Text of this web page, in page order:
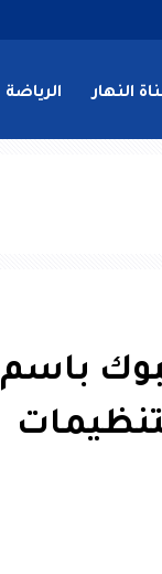
النهار الرياضة
باسم